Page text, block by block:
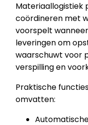
Materiaallogistiek
coördineren met
voorspelt
leveringen om
waarschuwt voor
verspilling en
Praktische
omvatten: